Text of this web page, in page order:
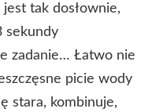
tak dosłownie,
sekundy
zadanie… Łatwo nie
picie wody
stara, kombinuje,